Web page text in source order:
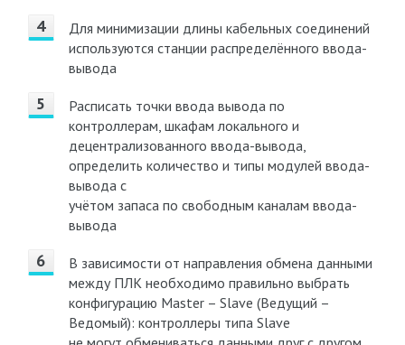
Для минимизации длины кабельных соединений
используются станции распределённого ввода-
вывода
Расписать точки ввода вывода по
контроллерам, шкафам локального и
децентрализованного ввода-вывода,
определить количество и типы модулей ввода-
вывода с
учётом запаса по свободным каналам ввода-
вывода
В зависимости от направления обмена данными
между ПЛК необходимо правильно выбрать
конфигурацию Master – Slave (Ведущий –
Ведомый): контроллеры типа Slave